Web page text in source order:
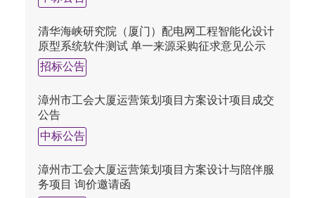
清华海峡研究院（厦门）配电网工程智能化设计
原型系统软件测试 单一来源采购征求意见公示
招标公告
漳州市工会大厦运营策划项目方案设计项目成交
公告
中标公告
漳州市工会大厦运营策划项目方案设计与陪伴服
务项目 询价邀请函